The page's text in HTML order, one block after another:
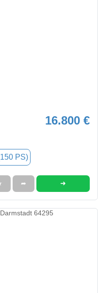
16.800 €
PS)
➦ ➜